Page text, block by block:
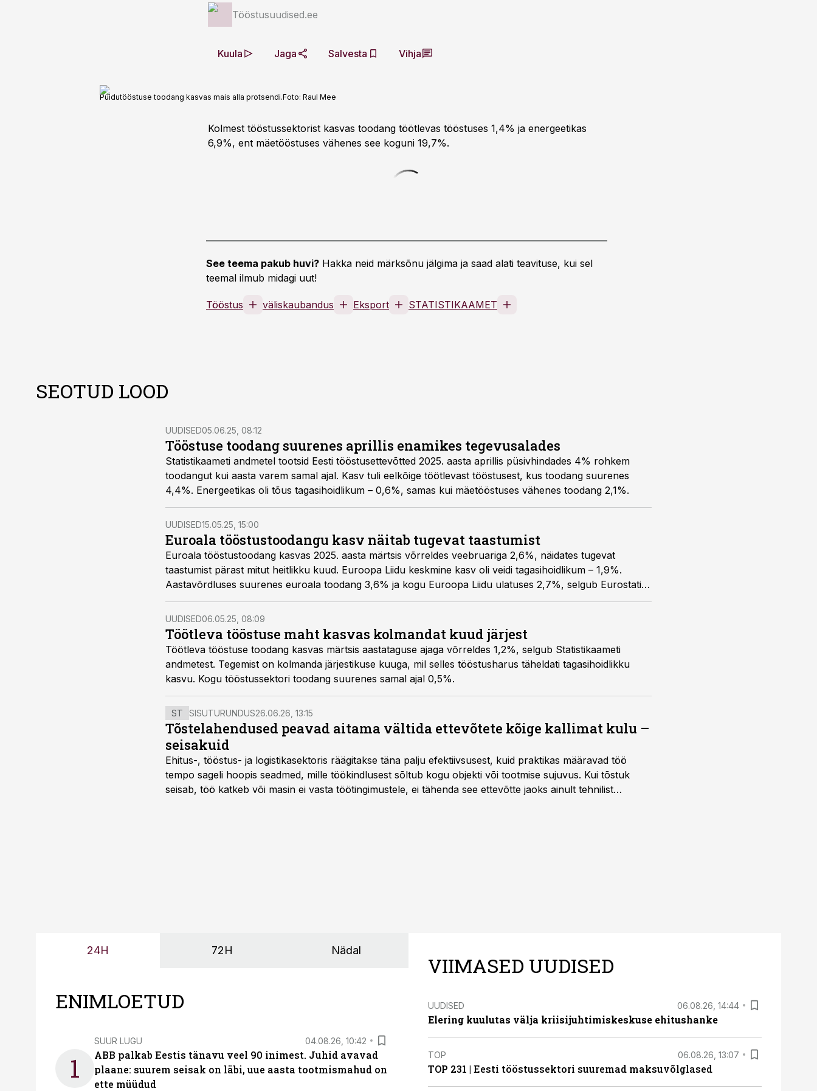
Tööstusuudised.ee
Kuula Jaga Salvesta Vihja
Puidutööstuse toodang kasvas mais alla protsendi.Foto: Raul Mee
Kolmest tööstussektorist kasvas toodang töötlevas tööstuses 1,4% ja energeetikas
6,9%, ent mäetööstuses vähenes see koguni 19,7%.
See teema pakub huvi? Hakka neid märksõnu jälgima ja saad alati teavituse, kui sel
teemal ilmub midagi uut!
Tööstus väliskaubandus Eksport STATISTIKAAMET
SEOTUD LOOD
UUDISED05.06.25, 08:12
Tööstuse toodang suurenes aprillis enamikes tegevusalades
Statistikaameti andmetel tootsid Eesti tööstusettevõtted 2025. aasta aprillis püsivhindades 4% rohkem
toodangut kui aasta varem samal ajal. Kasv tuli eelkõige töötlevast tööstusest, kus toodang suurenes
4,4%. Energeetikas oli tõus tagasihoidlikum – 0,6%, samas kui mäetööstuses vähenes toodang 2,1%.
UUDISED15.05.25, 15:00
Euroala tööstustoodangu kasv näitab tugevat taastumist
Euroala tööstustoodang kasvas 2025. aasta märtsis võrreldes veebruariga 2,6%, näidates tugevat
taastumist pärast mitut heitlikku kuud. Euroopa Liidu keskmine kasv oli veidi tagasihoidlikum – 1,9%.
Aastavõrdluses suurenes euroala toodang 3,6% ja kogu Euroopa Liidu ulatuses 2,7%, selgub Eurostati
täna avaldatud andmetest.
UUDISED06.05.25, 08:09
Töötleva tööstuse maht kasvas kolmandat kuud järjest
Töötleva tööstuse toodang kasvas märtsis aastataguse ajaga võrreldes 1,2%, selgub Statistikaameti
andmetest. Tegemist on kolmanda järjestikuse kuuga, mil selles tööstusharus täheldati tagasihoidlikku
kasvu. Kogu tööstussektori toodang suurenes samal ajal 0,5%.
ST SISUTURUNDUS26.06.26, 13:15
Tõstelahendused peavad aitama vältida ettevõtete kõige kallimat kulu –
seisakuid
Ehitus-, tööstus- ja logistikasektoris räägitakse täna palju efektiivsusest, kuid praktikas määravad töö
tempo sageli hoopis seadmed, mille töökindlusest sõltub kogu objekti või tootmise sujuvus. Kui tõstuk
seisab, töö katkeb või masin ei vasta töötingimustele, ei tähenda see ettevõtte jaoks ainult tehnilist
24H 72H Nädal
ENIMLOETUD
1
SUUR LUGU 04.08.26, 10:42
ABB palkab Eestis tänavu veel 90 inimest. Juhid avavad
plaane: suurem seisak on läbi, uue aasta tootmismahud on
ette müüdud
VIIMASED UUDISED
UUDISED 06.08.26, 14:44
Elering kuulutas välja kriisijuhtimiskeskuse ehitushanke
TOP 06.08.26, 13:07
TOP 231 | Eesti tööstussektori suuremad maksuvõlglased